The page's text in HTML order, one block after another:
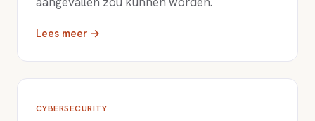
Lees meer →
CYBERSECURITY